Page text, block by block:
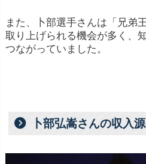
また、卜部選手さんは「兄弟
取り上げられる機会が多く、
つながっていました。
卜部弘嵩さんの収入